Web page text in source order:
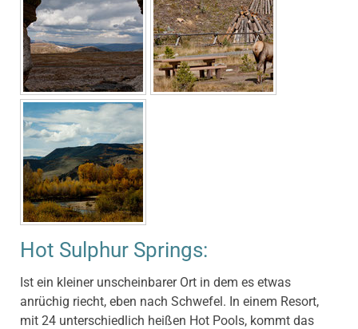
Hot Sulphur Springs:
Ist ein kleiner unscheinbarer Ort in dem es etwas
anrüchig riecht, eben nach Schwefel. In einem Resort,
mit 24 unterschiedlich heißen Hot Pools, kommt das